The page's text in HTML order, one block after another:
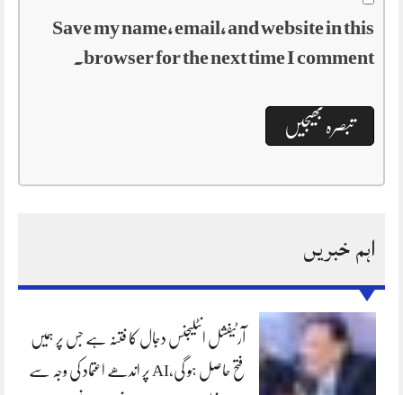
Save my name, email, and website in this
browser for the next time I comment.
اہم خبریں
آرٹیفشل انٹلیجنس دجال کا فتنہ ہے جس پر ہمیں
فتح حاصل ہو گی،AI پر اندھے اعتماد کی وجہ سے